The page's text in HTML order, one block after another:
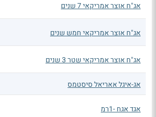
אג"ח אוצר אמריקאי 7 שנים
אג"ח אוצר אמריקאי חמש שנים
אג"ח אוצר אמריקאי שטר 3 שנים
אג-איגל אאריאל סיסטמס
אגד אגח -1רמ